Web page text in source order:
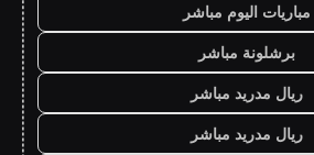
مباريات اليوم مباشر
برشلونة مباشر
ريال مدريد مباشر
ريال مدريد مباشر